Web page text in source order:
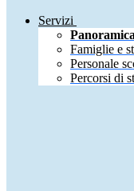
Servizi
Panoramica
Famiglie e
Personale
Percorsi di